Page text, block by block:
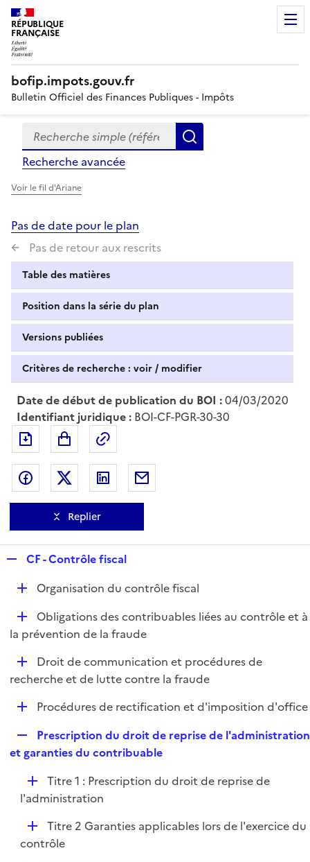
RÉPUBLIQUE
FRANÇAISE
bofip.impots.gouv.fr
Bulletin Officiel des Finances Publiques - Impôts
Formulaire
de
recherche
Recherche simple (références, mots clés, partie du
Recherche avancée
Voir le fil d'Ariane
Pas de date pour le plan
Pas de retour aux rescrits
Table des matières
Position dans la série du plan
Versions publiées
Critères de recherche : voir / modifier
Date de début de publication du BOI :04/03/2020
Identifiant juridique : BOI-CF-PGR-30-30
Exporter le document au format pdf
Partager sur Facebook
Partager sur Twitter
Partager sur LinkedIn
Replier
p
l
i
e
r
CF - Contrôle fiscal
D
l
r
Organisation du contrôle fiscal
D
é
i
Obligations des contribuables liées au contrôle et à
la prévention de la fraude
D
é
r
Droit de communication et procédures de
recherche et de lutte contre la fraude
D
l
i
e
r
Procédures de rectification et d'imposition d'office
e
l
i
e
r
Prescription du droit de reprise de l'administration
et garanties du contribuable
D
é
i
Titre 1 : Prescription du droit de reprise de
l'administration
D
é
Titre 2 Garanties applicables lors de l'exercice du
contrôle